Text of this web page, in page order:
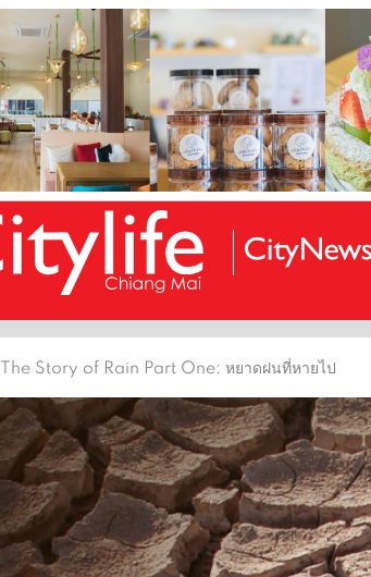
The Story of Rain Part One: หยาดฝนที่หายไป